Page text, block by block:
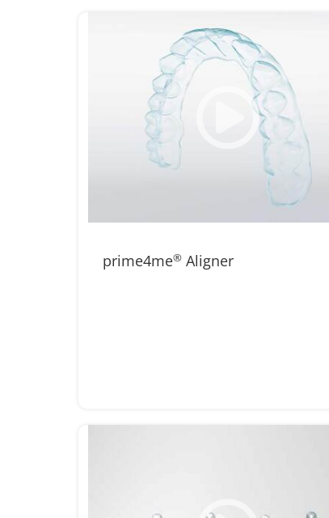
prime4me® Aligner